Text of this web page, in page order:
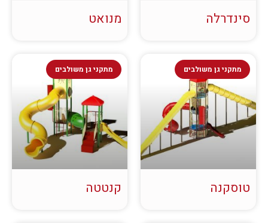
סינדרלה מנואט
מתקני גן משולבים
טוסקנה
מתקני גן משולבים
קנטטה